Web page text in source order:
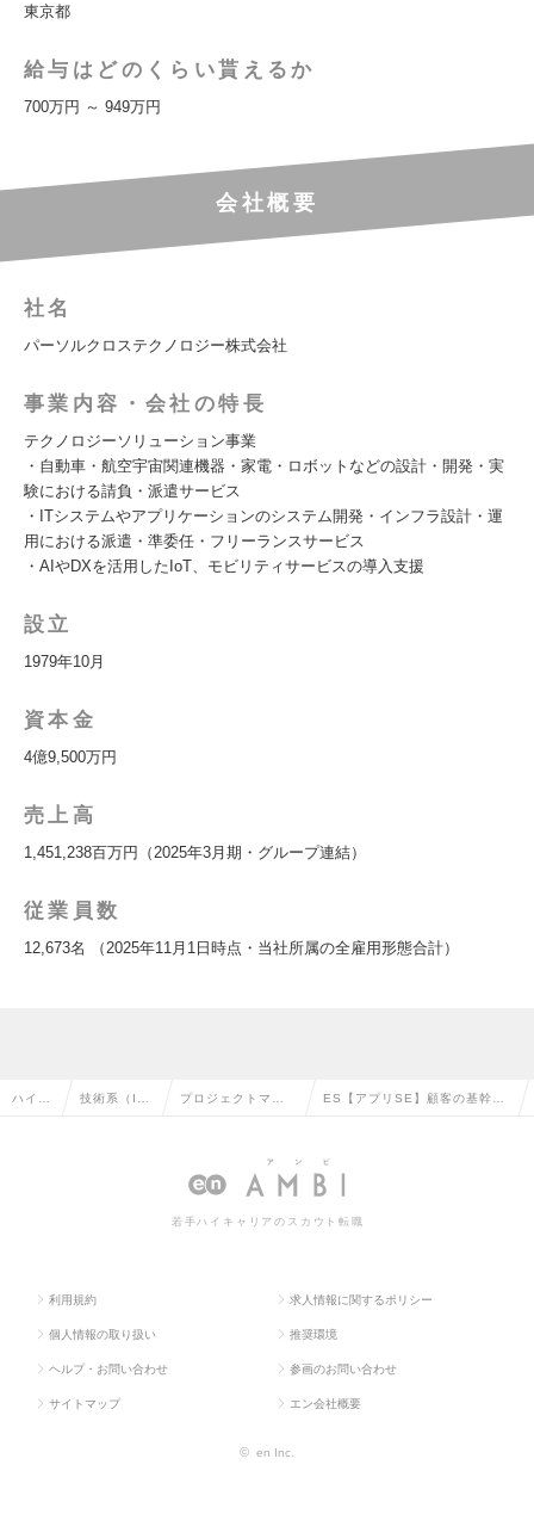
東京都
給与はどのくらい貰えるか
700万円 ～ 949万円
会社概要
社名
パーソルクロステクノロジー株式会社
事業内容・会社の特長
テクノロジーソリューション事業
・自動車・航空宇宙関連機器・家電・ロボットなどの設計・開発・実
験における請負・派遣サービス
・ITシステムやアプリケーションのシステム開発・インフラ設計・運
用における派遣・準委任・フリーランスサービス
・AIやDXを活用したIoT、モビリティサービスの導入支援
設立
1979年10月
資本金
4億9,500万円
売上高
1,451,238百万円（2025年3月期・グループ連結）
従業員数
12,673名 （2025年11月1日時点・当社所属の全雇用形態合計）
ハイク 技術系（I プロジェクトマネ
オープン系）の転
ES【アプリSE】顧客の基幹シ
担うSE【東京】の求人情報
若手ハイキャリアのスカウト転職
利用規約 求人情報に関するポリシー
個人情報の取り扱い 推奨環境
ヘルプ・お問い合わせ 参画のお問い合わせ
サイトマップ エン会社概要
© en Inc.